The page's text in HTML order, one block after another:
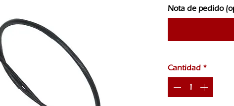
Nota de pedido
Cantidad *